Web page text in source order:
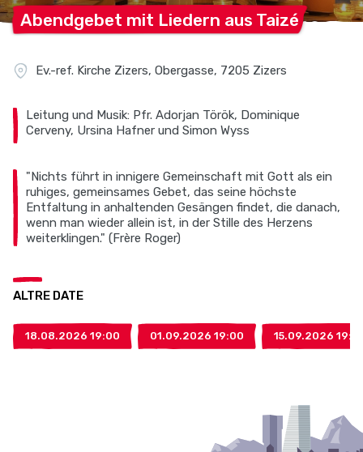
Abendgebet mit Liedern aus Taizé
Ev.-ref. Kirche Zizers, Obergasse, 7205 Zizers
Leitung und Musik: Pfr. Adorjan Török, Dominique
Cerveny, Ursina Hafner und Simon Wyss
"Nichts führt in innigere Gemeinschaft mit Gott als ein
ruhiges, gemeinsames Gebet, das seine höchste
Entfaltung in anhaltenden Gesängen findet, die danach,
wenn man wieder allein ist, in der Stille des Herzens
weiterklingen." (Frère Roger)
ALTRE DATE
18.08.2026 19:00 01.09.2026 19:00 15.09.2026